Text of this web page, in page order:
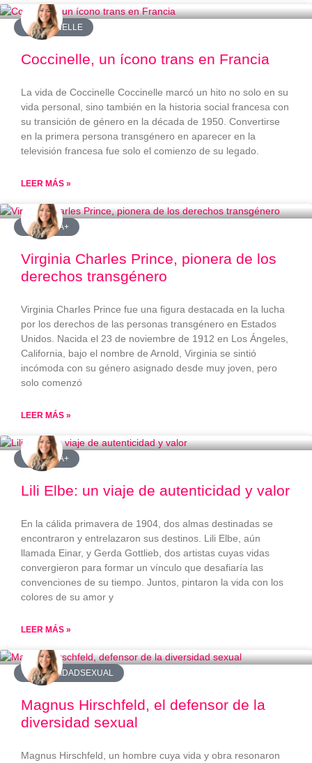
#COCCINELLE
Coccinelle, un ícono trans en Francia
La vida de Coccinelle Coccinelle marcó un hito no solo en su
vida personal, sino también en la historia social francesa con
su transición de género en la década de 1950. Convertirse
en la primera persona transgénero en aparecer en la
televisión francesa fue solo el comienzo de su legado.
LEER MÁS »
#LGBTQIA+
Virginia Charles Prince, pionera de los
derechos transgénero
Virginia Charles Prince fue una figura destacada en la lucha
por los derechos de las personas transgénero en Estados
Unidos. Nacida el 23 de noviembre de 1912 en Los Ángeles,
California, bajo el nombre de Arnold, Virginia se sintió
incómoda con su género asignado desde muy joven, pero
solo comenzó
LEER MÁS »
#LGBTQIA+
Lili Elbe: un viaje de autenticidad y valor
En la cálida primavera de 1904, dos almas destinadas se
encontraron y entrelazaron sus destinos. Lili Elbe, aún
llamada Einar, y Gerda Gottlieb, dos artistas cuyas vidas
convergieron para formar un vínculo que desafiaría las
convenciones de su tiempo. Juntos, pintaron la vida con los
colores de su amor y
LEER MÁS »
#DIVERSIDADSEXUAL
Magnus Hirschfeld, el defensor de la
diversidad sexual
Magnus Hirschfeld, un hombre cuya vida y obra resonaron